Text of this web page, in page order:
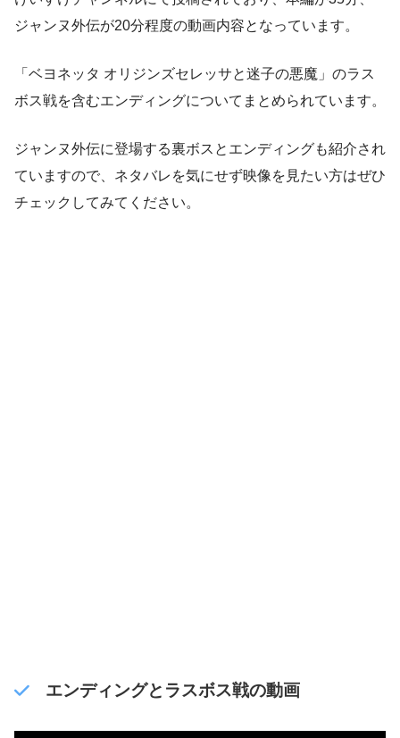
ジャンヌ外伝が20分程度の動画内容となっています。
「ベヨネッタ オリジンズセレッサと迷子の悪魔」のラス
ボス戦を含むエンディングについてまとめられています。
ジャンヌ外伝に登場する裏ボスとエンディングも紹介され
ていますので、ネタバレを気にせず映像を見たい方はぜひ
チェックしてみてください。
エンディングとラスボス戦の動画